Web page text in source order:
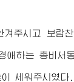
주시고 보람
애하는 총비서
세워주시였다.